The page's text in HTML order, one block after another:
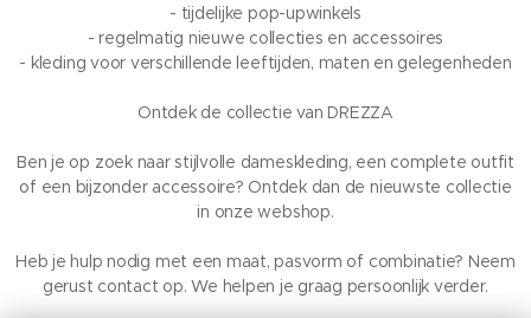
- tijdelijke pop-upwinkels
- regelmatig nieuwe collecties en accessoires
- kleding voor verschillende leeftijden, maten en gelegenheden
Ontdek de collectie van DREZZA
Ben je op zoek naar stijlvolle dameskleding, een complete outfit
of een bijzonder accessoire? Ontdek dan de nieuwste collectie
in onze webshop.
Heb je hulp nodig met een maat, pasvorm of combinatie? Neem
gerust contact op. We helpen je graag persoonlijk verder.